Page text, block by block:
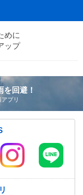
めに
ップ
を回避！
プリ